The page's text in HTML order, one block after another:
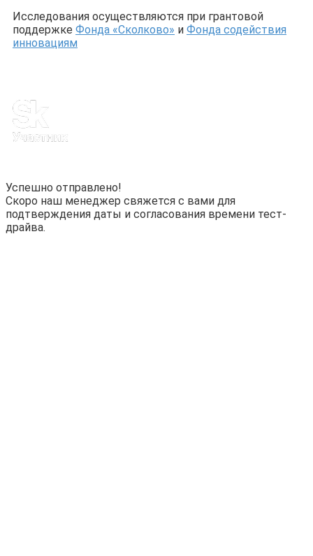
Исследования осуществляются при грантовой
поддержке Фонда «Сколково» и Фонда содействия
инновациям
Успешно отправлено!
Скоро наш менеджер свяжется с вами для
подтверждения даты и согласования времени тест-
драйва.